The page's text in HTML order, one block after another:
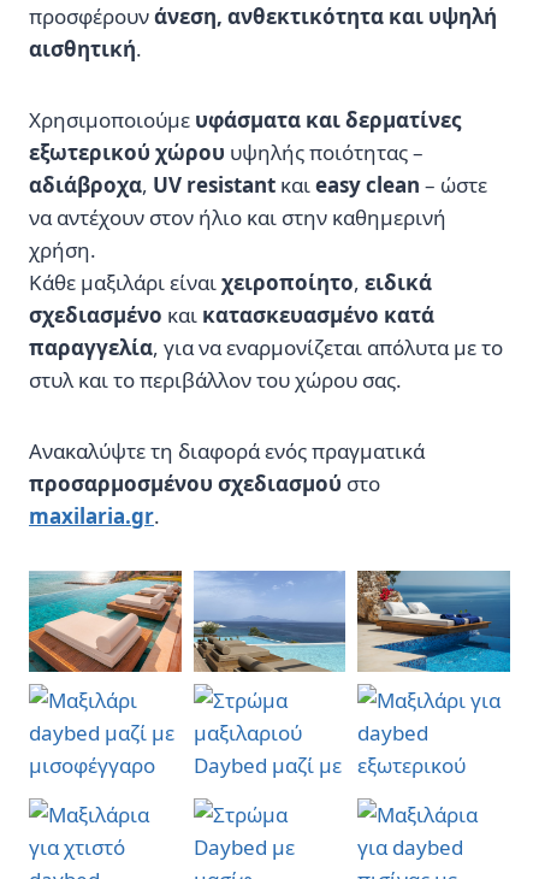
προσφέρουνάνεση, ανθεκτικότητα και υψηλή
αισθητική.
Χρησιμοποιούμε υφάσματα και δερματίνες
εξωτερικού χώρου υψηλής ποιότητας –
αδιάβροχα, UV resistant καιeasy clean – ώστε
να αντέχουν στον ήλιο και στην καθημερινή
χρήση.
Κάθε μαξιλάρι είναιχειροποίητο, ειδικά
σχεδιασμένο και κατασκευασμένο κατά
παραγγελία, για να εναρμονίζεται απόλυτα με το
στυλ και το περιβάλλον του χώρου σας.
Ανακαλύψτε τη διαφορά ενός πραγματικά
προσαρμοσμένου σχεδιασμού στο
maxilaria.gr.